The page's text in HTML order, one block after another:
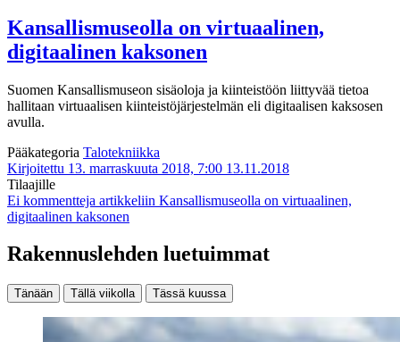
Kansallismuseolla on virtuaalinen,
digitaalinen kaksonen
Suomen Kansallismuseon sisäoloja ja kiinteistöön liittyvää tietoa
hallitaan virtuaalisen kiinteistöjärjestelmän eli digitaalisen kaksosen
avulla.
Pääkategoria Talotekniikka
Kirjoitettu 13. marraskuuta 2018, 7:00 13.11.2018
Tilaajille
Ei kommentteja artikkeliin Kansallismuseolla on virtuaalinen,
digitaalinen kaksonen
Rakennuslehden luetuimmat
Tänään Tällä viikolla Tässä kuussa